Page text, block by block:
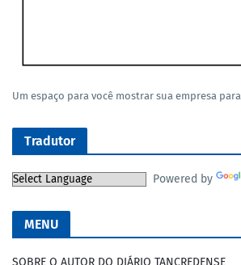
Um espaço para você mostrar sua empresa
Tradutor
Powered by
MENU